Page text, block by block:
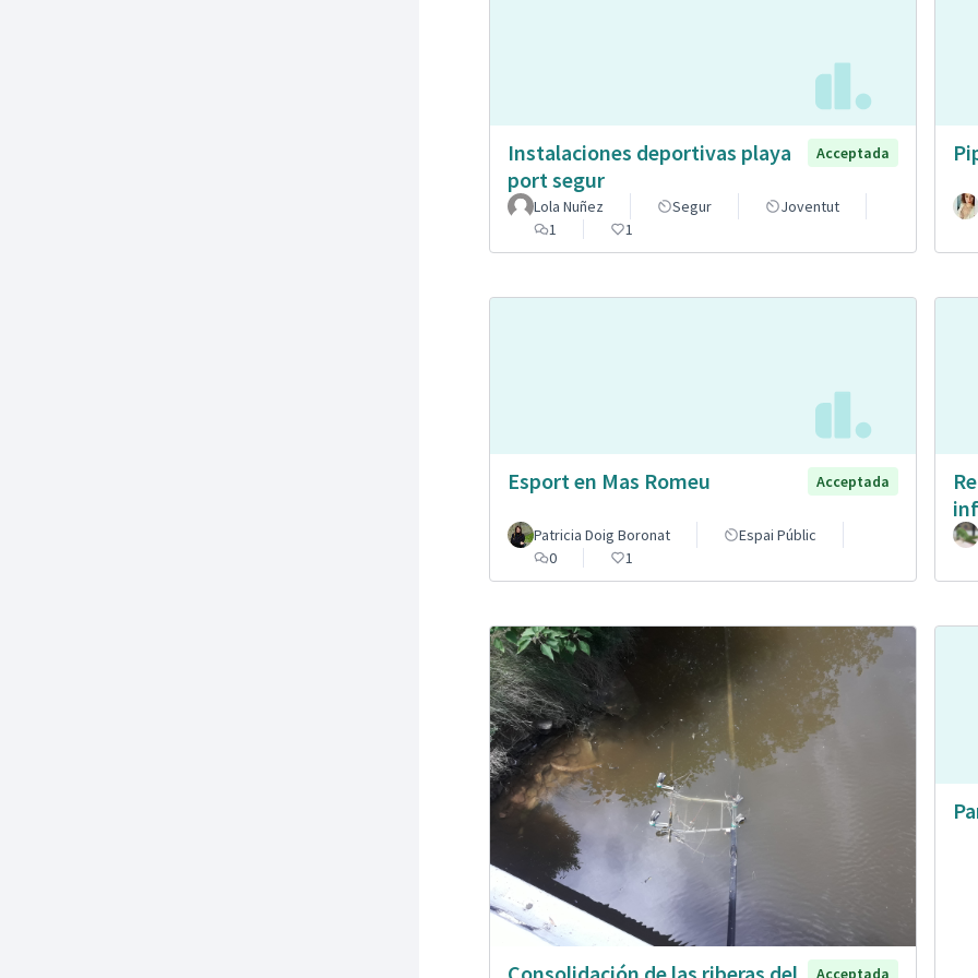
Instalaciones deportivas playa
port segur
Acceptada
Lola Nuñez Segur
Joventut
1
1
Esport en Mas Romeu Acceptada
Patricia Doig Boronat
Espai Públic
0
1
Acceptada